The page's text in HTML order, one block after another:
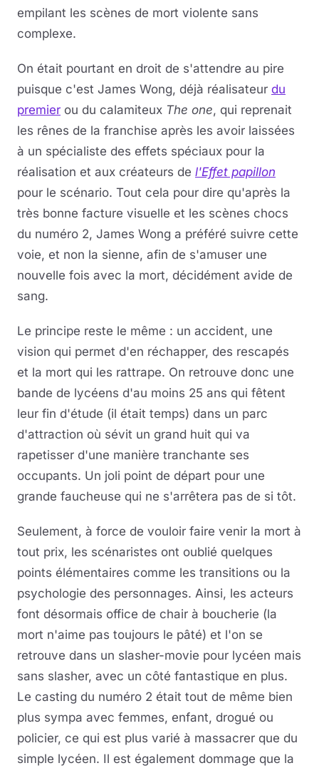
empilant les scènes de mort violente sans
complexe.
On était pourtant en droit de s'attendre au pire
puisque c'est James Wong, déjà réalisateur du
premier ou du calamiteux The one, qui reprenait
les rênes de la franchise après les avoir laissées
à un spécialiste des effets spéciaux pour la
réalisation et aux créateurs de l'Effet papillon
pour le scénario. Tout cela pour dire qu'après la
très bonne facture visuelle et les scènes chocs
du numéro 2, James Wong a préféré suivre cette
voie, et non la sienne, afin de s'amuser une
nouvelle fois avec la mort, décidément avide de
sang.
Le principe reste le même : un accident, une
vision qui permet d'en réchapper, des rescapés
et la mort qui les rattrape. On retrouve donc une
bande de lycéens d'au moins 25 ans qui fêtent
leur fin d'étude (il était temps) dans un parc
d'attraction où sévit un grand huit qui va
rapetisser d'une manière tranchante ses
occupants. Un joli point de départ pour une
grande faucheuse qui ne s'arrêtera pas de si tôt.
Seulement, à force de vouloir faire venir la mort à
tout prix, les scénaristes ont oublié quelques
points élémentaires comme les transitions ou la
psychologie des personnages. Ainsi, les acteurs
font désormais office de chair à boucherie (la
mort n'aime pas toujours le pâté) et l'on se
retrouve dans un slasher-movie pour lycéen mais
sans slasher, avec un côté fantastique en plus.
Le casting du numéro 2 était tout de même bien
plus sympa avec femmes, enfant, drogué ou
policier, ce qui est plus varié à massacrer que du
simple lycéen. Il est également dommage que la